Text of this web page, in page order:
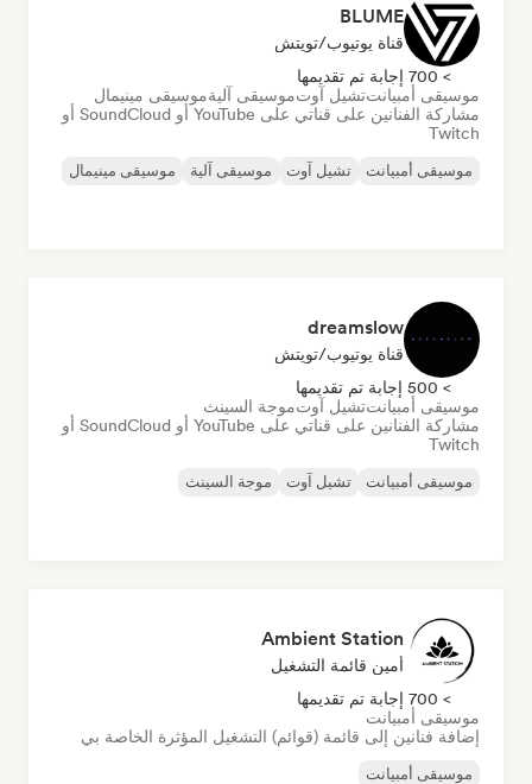
BLUME
قناة يوتيوب/تويتش
> 700 إجابة تم تقديمها
موسيقى أمبيانتتشيل آوتموسيقى آليةموسيقى مينيمال
مشاركة الفنانين على قناتي على YouTube أو SoundCloud أو
Twitch
موسيقى أمبيانت تشيل آوت موسيقى آلية موسيقى مينيمال
dreamslow
قناة يوتيوب/تويتش
> 500 إجابة تم تقديمها
موسيقى أمبيانتتشيل آوتموجة السينث
مشاركة الفنانين على قناتي على YouTube أو SoundCloud أو
Twitch
موسيقى أمبيانت تشيل آوت موجة السينث
Ambient Station
أمين قائمة التشغيل
> 700 إجابة تم تقديمها
موسيقى أمبيانت
إضافة فنانين إلى قائمة (قوائم) التشغيل المؤثرة الخاصة بي
موسيقى أمبيانت